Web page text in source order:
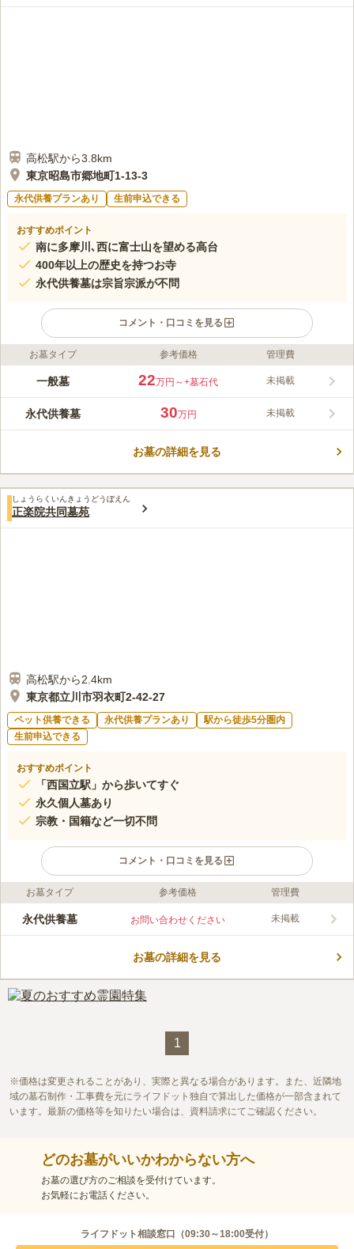
高松駅から3.8km
東京昭島市郷地町1-13-3
永代供養プランあり 生前申込できる
おすすめポイント
南に多摩川､西に富士山を望める高台
400年以上の歴史を持つお寺
永代供養墓は宗旨宗派が不問
コメント・口コミを見る
ライフドット編集部のコメント
寶積寺は昭島市郷地町にある天台宗のお寺で、「郷地のお寺」と
差しを感じながらお墓参りができる環境です。お墓のタイプは一
般墓だけでなく永代供養墓もあります。後継者のいない方や一族
念公園」や「多摩川緑地くじら運動公園」などレジャーを楽しめ
この霊園はまだ誰からも評価されていません。
お墓タイプ 参考価格 管理費
一般墓 22万円～+墓石代 未掲載
永代供養墓 30万円 未掲載
お墓の詳細を見る
しょうらくいんきょうどうぼえん
正楽院共同墓苑
高松駅から2.4km
東京都立川市羽衣町2-42-27
ペット供養できる 永代供養プランあり
駅から徒歩5分圏内
生前申込できる
おすすめポイント
「西国立駅」から歩いてすぐ
永久個人墓あり
宗教・国籍など一切不問
コメント・口コミを見る
ライフドット編集部のコメント
正楽院が管理する、宗教・国籍など一切不問の永久供養墓です。
があります。 生前申込みや、遺骨の受け入れも可能です。 バス
機関の利用が便利です。
口コミ評価
お墓タイプ 参考価格 管理費
永代供養墓 お問い合わせください 未掲載
お墓の詳細を見る
1
価格は変更されることがあり、実際と異なる場合があります。また、近隣地
域の墓石制作・工事費を元にライフドット独自で算出した価格が一部含まれて
います。最新の価格等を知りたい場合は、資料請求にてご確認ください。
どのお墓がいいかわからない方へ
お墓の選び方のご相談を受付けています。
お気軽にお電話ください。
ライフドット相談窓口（09:30～18:00受付）